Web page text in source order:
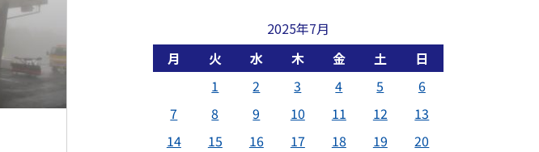
2025年7月
月
火 水 木 金 土
日
1
2 3 4 5
6
7
8 9 10 11 12
13
14
15 16 17 18 19
20